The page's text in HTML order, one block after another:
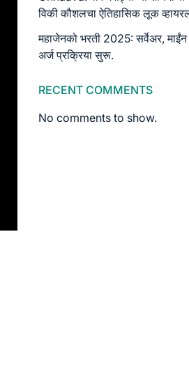
विकी कौशलचा ऐतिहासिक लूक
महाजेनको भरती 2025: सर्वेअर,
अर्ज प्रक्रिया सुरू.
RECENT COMMENTS
No comments to show.